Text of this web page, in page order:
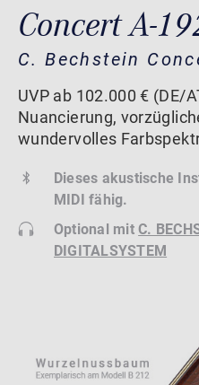
Concert A-
C. Bechstein
UVP ab 102.000 € (DE/
Nuancierung,
wundervolles
Dieses akustische
MIDI fähig.
Optional mitC.
DIGITALSYSTEM